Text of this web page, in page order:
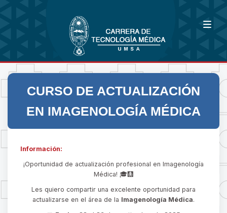
CURSO DE ACTUALIZACIÓN
EN IMAGENOLOGÍA MÉDICA
Información:
¡Oportunidad de actualización profesional en Imagenología
Médica! 🎓🩻
Les quiero compartir una excelente oportunidad para
actualizarse en el área de la Imagenología Médica.